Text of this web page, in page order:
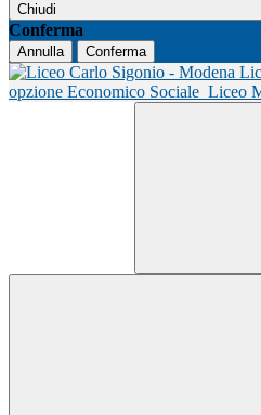
Chiudi
Conferma
Annulla Conferma
opzione Economico Sociale Liceo